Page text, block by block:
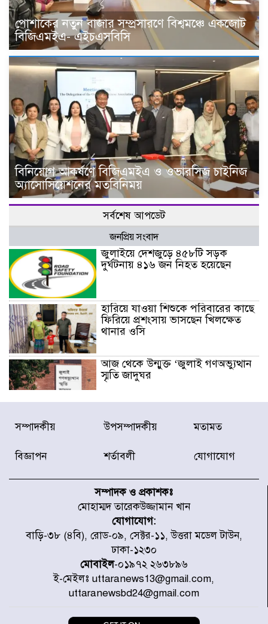
পোশাকের নতুন বাজার সম্প্রসারণে বিশ্বমঞ্চে একজোট
বিজিএমইএ- এইচএসবিসি
বিনিয়োগ আকর্ষণে বিজিএমইএ ও ওভারসিজ চাইনিজ
অ্যাসোসিয়েশনের মতবিনিময়
সর্বশেষ আপডেট
জনপ্রিয় সংবাদ
জুলাইয়ে দেশজুড়ে ৪৫৮টি সড়ক
দুর্ঘটনায় ৪১৬ জন নিহত হয়েছেন
হারিয়ে যাওয়া শিশুকে পরিবারের কাছে
ফিরিয়ে প্রশংসায় ভাসছেন খিলক্ষেত
থানার ওসি
আজ থেকে উন্মুক্ত ‘জুলাই গণঅভ্যুত্থান
স্মৃতি জাদুঘর
রাজধানীর উত্তরা আঞ্চলিক পাসপোর্ট
অফিসের সামনে দালাল চক্রের ১৩ জন
করেছে র‌্যাব-১
চূড়ান্ত পর্যায়ে : ইরান
প্রত্যেক অপরাধীর বিচার এ দেশেই
হবে, সে যত শক্তিশালীই হোক না কেন,
চট্টগ্রামে জুলাই গণঅভ্যুত্থান দিবসে
প্রতিমন্ত্রী মীর হেলাল
আগামী ৫ দিন বৃষ্টির আভাস
সম্পাদকীয় উপসম্পাদকীয় মতামত
বিজ্ঞাপন শর্তাবলী যোগাযোগ
সম্পাদক ও প্রকাশকঃ
মোহাম্মদ তারেকউজ্জামান খান
যোগাযোগ:
বাড়ি-৩৮ (৪বি), রোড-০৯, সেক্টর-১১, উত্তরা মডেল টাউন,
ঢাকা-১২৩০
মোবাইল-০১৯৭২ ২৬৩৮৯৬
ই-মেইলঃ uttaranews13@gmail.com,
uttaranewsbd24@gmail.com